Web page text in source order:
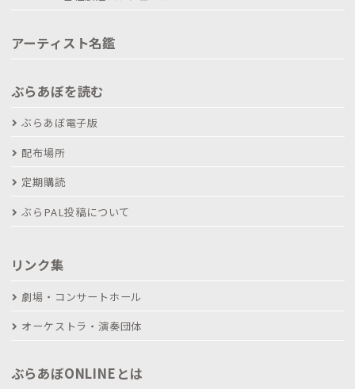
アーティスト名鑑
ぶらあぼを読む
ぶらあぼ電子版
配布場所
定期購読
ぶらPAL投稿について
リンク集
劇場・コンサートホール
オーケストラ・演奏団体
ぶらあぼONLINEとは